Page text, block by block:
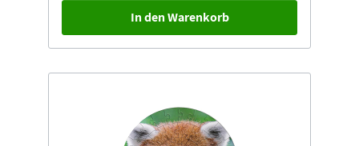
In den Warenkorb